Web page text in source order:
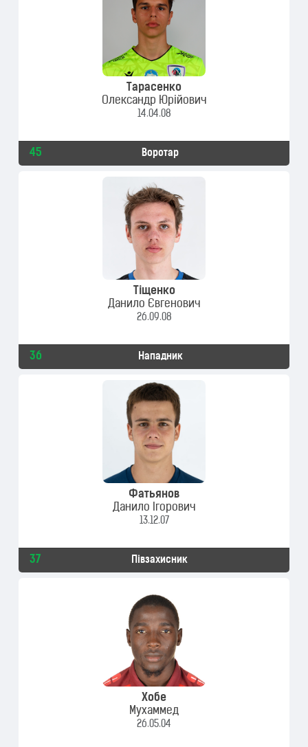
Тарасенко
Олександр Юрійович
14.04.08
45 Воротар
Тіщенко
Данило Євгенович
26.09.08
36 Нападник
Фатьянов
Данило Ігорович
13.12.07
37 Півзахисник
Хобе
Мухаммед
26.05.04